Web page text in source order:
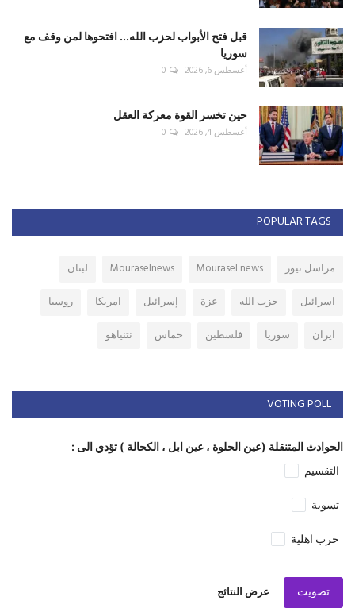
قبل فتح الأبواب لحزب الله... افتحوها لمن وقف مع
سوريا
أغسطس 6, 2026 0
حين تخسر القوة معركة العقل
أغسطس 4, 2026 0
POPULAR TAGS
مراسل نيوز Mourasel news
Mouraselnews
لبنان
اسرائيل
حزب الله غزة إسرائيل امريكا
روسيا
ايران
سوريا فلسطين حماس نتنياهو
VOTING POLL
الحوادث المتنقلة (عين الحلوة ، عين ابل ، الكحالة ) تؤدي الى :
التقسيم
تسوية
حرب اهلية
تصويت عرض النتائج